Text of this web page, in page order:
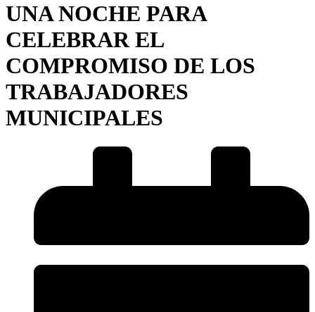
UNA NOCHE PARA
CELEBRAR EL
COMPROMISO DE LOS
TRABAJADORES
MUNICIPALES